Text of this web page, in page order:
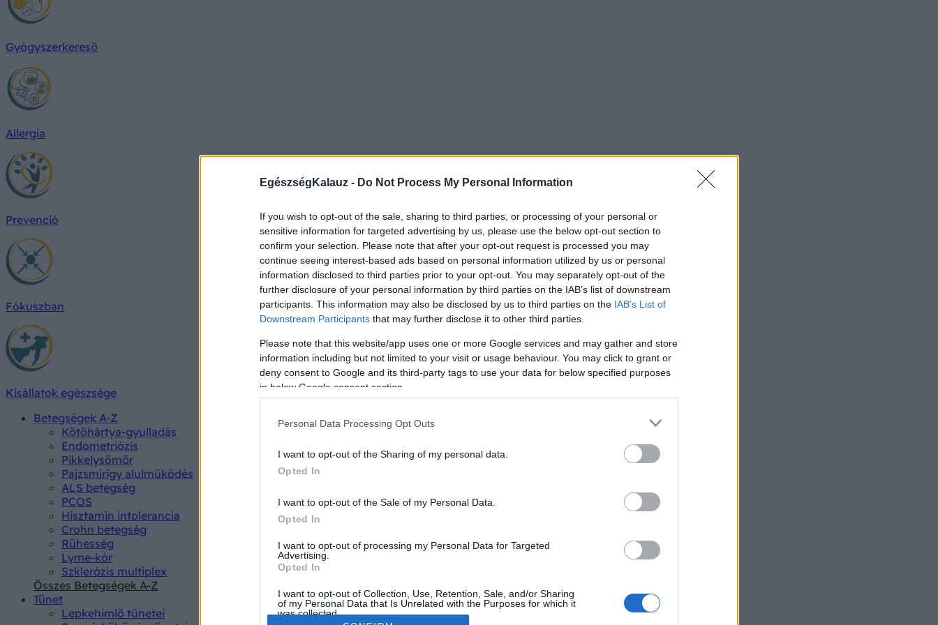
EgészségKalauz - Do Not Process My Personal Information
If you wish to opt-out of the sale, sharing to third parties, or processing of your personal or
sensitive information for targeted advertising by us, please use the below opt-out section to
confirm your selection. Please note that after your opt-out request is processed you may
continue seeing interest-based ads based on personal information utilized by us or personal
information disclosed to third parties prior to your opt-out. You may separately opt-out of the
further disclosure of your personal information by third parties on the IAB’s list of downstream
participants. This information may also be disclosed by us to third parties on the IAB’s List of
Downstream Participants that may further disclose it to other third parties.
Please note that this website/app uses one or more Google services and may gather and store
information including but not limited to your visit or usage behaviour. You may click to grant or
deny consent to Google and its third-party tags to use your data for below specified purposes
in below Google consent section.
Personal Data Processing Opt Outs
I want to opt-out of the Sharing of my personal data.
Opted In
I want to opt-out of the Sale of my Personal Data.
Opted In
I want to opt-out of processing my Personal Data for Targeted
Advertising.
Opted In
I want to opt-out of Collection, Use, Retention, Sale, and/or Sharing
of my Personal Data that Is Unrelated with the Purposes for which it
was collected.
Gyógyszerkereső
Allergia
Prevenció
Fókuszban
Kisállatok egészsége
Betegségek A-Z
Kötőhártya-gyulladás
Endometriózis
Pikkelysömör
Pajzsmirigy alulműködés
ALS betegség
PCOS
Hisztamin intolerancia
Crohn betegség
Rühesség
Lyme-kór
Szklerózis multiplex
Összes Betegségek A-Z
Tünet
Lepkehimlő tünetei